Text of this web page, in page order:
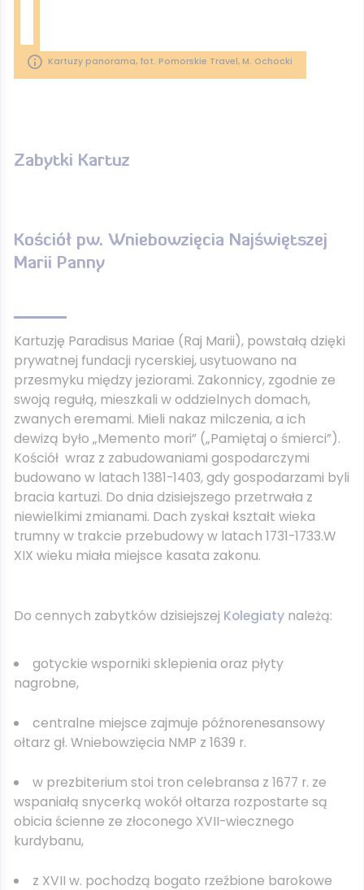
Kartuzy panorama, fot. Pomorskie Travel, M. Ochocki
Zabytki Kartuz
Kościół pw. Wniebowzięcia Najświętszej
Marii Panny
Kartuzję Paradisus Mariae (Raj Marii), powstałą dzięki
prywatnej fundacji rycerskiej, usytuowano na
przesmyku między jeziorami. Zakonnicy, zgodnie ze
swoją regułą, mieszkali w oddzielnych domach,
zwanych eremami. Mieli nakaz milczenia, a ich
dewizą było „Memento mori” („Pamiętaj o śmierci”).
Kościół wraz z zabudowaniami gospodarczymi
budowano w latach 1381-1403, gdy gospodarzami byli
bracia kartuzi. Do dnia dzisiejszego przetrwała z
niewielkimi zmianami. Dach zyskał kształt wieka
trumny w trakcie przebudowy w latach 1731-1733.W
XIX wieku miała miejsce kasata zakonu.
Do cennych zabytków dzisiejszej Kolegiaty należą:
gotyckie wsporniki sklepienia oraz płyty
nagrobne,
centralne miejsce zajmuje późnorenesansowy
ołtarz gł. Wniebowzięcia NMP z 1639 r.
w prezbiterium stoi tron celebransa z 1677 r. ze
wspaniałą snycerką wokół ołtarza rozpostarte są
obicia ścienne ze złoconego XVII-wiecznego
kurdybanu,
z XVII w. pochodzą bogato rzeźbione barokowe